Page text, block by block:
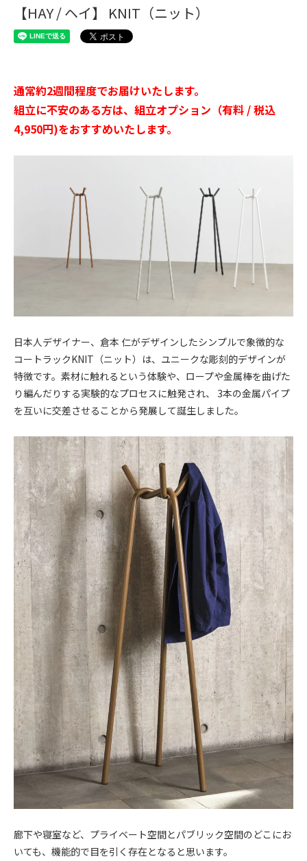
【HAY / ヘイ】 KNIT（ニット）
通常約2週間程度でお届けいたします。
組立に不安のある方は、組立オプション（有料 / 税込
4,950円)をおすすめいたします。
日本人デザイナー、倉本 仁がデザインしたシンプルで象徴的な
コートラックKNIT（ニット）は、ユニークな彫刻的デザインが
特徴です。素材に触れるという体験や、ロープや金属棒を曲げた
り編んだりする実験的なプロセスに触発され、 3本の金属パイプ
を互いに交差させることから発展して誕生しました。
廊下や寝室など、プライベート空間とパブリック空間のどこにお
いても、機能的で目を引く存在となると思います。